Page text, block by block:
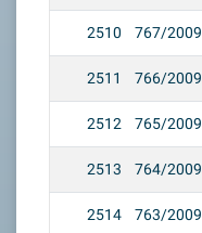
2510 767/2009
2511 766/2009
2512 765/2009
2513 764/2009
2514 763/2009